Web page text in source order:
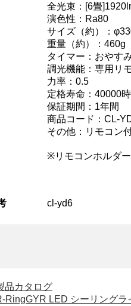
全光束：[6畳
演色性：Ra80
サイズ（約）：
重量（約）：460g
タイマー：おやす
調光機能：専用リ
力率：0.5
定格寿命：40000
保証期間：1年間
商品コード：CL-
その他：リモコン
※リモコンホルダ
cl-yd6
品カタログ
RingGYR LED シーリングラ